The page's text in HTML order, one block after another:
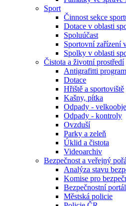
Sport
Činnost sekce
Dotace v oblasti
Spoluúčast
Sportovní zařízení
Spolky v oblasti
Čistota a životní prostředí
Antigrafitti
Dotace
Hřiště a sportoviště
Kašny, pítka
Odpady -
Odpady - kontroly
Ovzduší
Parky a zeleň
Úklid a čistota
Videoarchiv
Bezpečnost a veřejný
Analýza stavu
Komise pro
Bezpečnostní
Městská policie